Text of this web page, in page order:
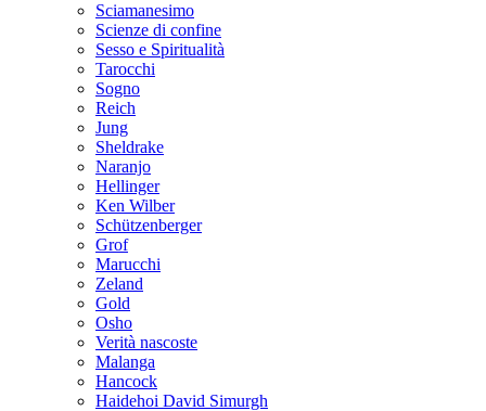
Sciamanesimo
Scienze di confine
Sesso e Spiritualità
Tarocchi
Sogno
Reich
Jung
Sheldrake
Naranjo
Hellinger
Ken Wilber
Schützenberger
Grof
Marucchi
Zeland
Gold
Osho
Verità nascoste
Malanga
Hancock
Haidehoi David Simurgh